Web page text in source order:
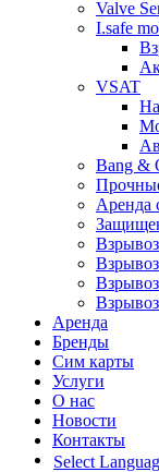
Valve
I.safe
VSAT
Bang &
Аренда
Аренда
Бренды
Сим карты
Услуги
О нас
Новости
Контакты
Select